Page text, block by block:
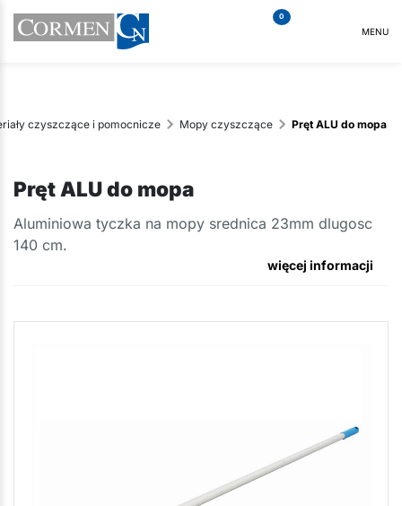
0
MENU
czyszczące i pomocnicze Mopy czyszczące Pręt ALU do mopa
Pręt ALU do mopa
​Aluminiowa tyczka na mopy srednica 23mm dlugosc
140 cm.
więcej informacji